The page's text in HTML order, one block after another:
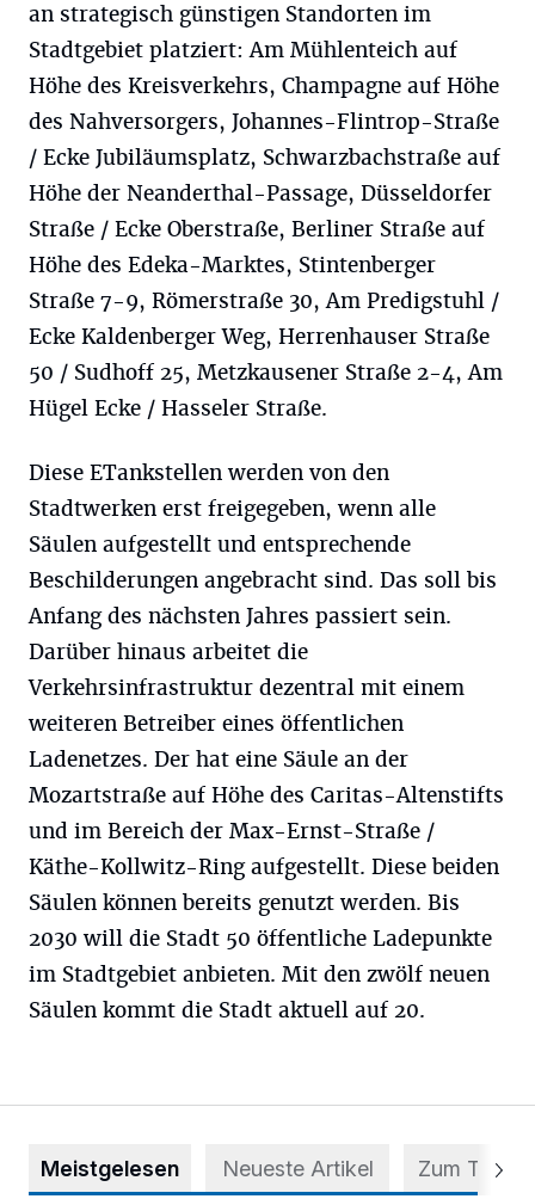
an strategisch günstigen Standorten im
Stadtgebiet platziert: Am Mühlenteich auf
Höhe des Kreisverkehrs, Champagne auf Höhe
des Nahversorgers, Johannes-Flintrop-Straße
/ Ecke Jubiläumsplatz, Schwarzbachstraße auf
Höhe der Neanderthal-Passage, Düsseldorfer
Straße / Ecke Oberstraße, Berliner Straße auf
Höhe des Edeka-Marktes, Stintenberger
Straße 7-9, Römerstraße 30, Am Predigstuhl /
Ecke Kaldenberger Weg, Herrenhauser Straße
50 / Sudhoff 25, Metzkausener Straße 2-4, Am
Hügel Ecke / Hasseler Straße.
Diese ETankstellen werden von den
Stadtwerken erst freigegeben, wenn alle
Säulen aufgestellt und entsprechende
Beschilderungen angebracht sind. Das soll bis
Anfang des nächsten Jahres passiert sein.
Darüber hinaus arbeitet die
Verkehrsinfrastruktur dezentral mit einem
weiteren Betreiber eines öffentlichen
Ladenetzes. Der hat eine Säule an der
Mozartstraße auf Höhe des Caritas-Altenstifts
und im Bereich der Max-Ernst-Straße /
Käthe-Kollwitz-Ring aufgestellt. Diese beiden
Säulen können bereits genutzt werden. Bis
2030 will die Stadt 50 öffentliche Ladepunkte
im Stadtgebiet anbieten. Mit den zwölf neuen
Säulen kommt die Stadt aktuell auf 20.
Meistgelesen Neueste Artikel Zum Thema